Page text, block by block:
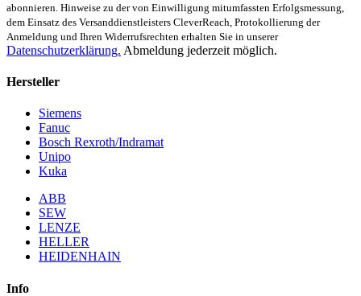
abonnieren. Hinweise zu der von Einwilligung mitumfassten Erfolgsmessung,
dem Einsatz des Versanddienstleisters CleverReach, Protokollierung der
Anmeldung und Ihren Widerrufsrechten erhalten Sie in unserer
Datenschutzerklärung. Abmeldung jederzeit möglich.
Hersteller
Siemens
Fanuc
Bosch Rexroth/Indramat
Unipo
Kuka
ABB
SEW
LENZE
HELLER
HEIDENHAIN
Info